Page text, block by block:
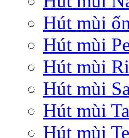
Hút mùi
Hút mùi
Hút mùi
Hút mùi
Hút mùi
Hút mùi